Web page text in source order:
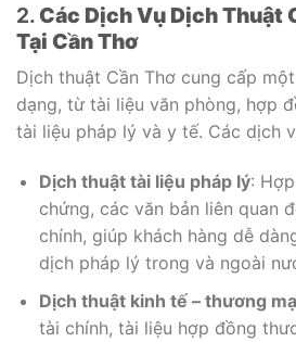
2. Các Dịch Vụ Dịch Thuật
Tại Cần Thơ
Dịch thuật Cần Thơ cung cấp
dạng, từ tài liệu văn phòng, hợp
tài liệu pháp lý và y tế. Các dịch
Dịch thuật tài liệu pháp lý:
chứng, các văn bản liên quan
chính, giúp khách hàng dễ
dịch pháp lý trong và ngoài
Dịch thuật kinh tế – thương
tài chính, tài liệu hợp đồng